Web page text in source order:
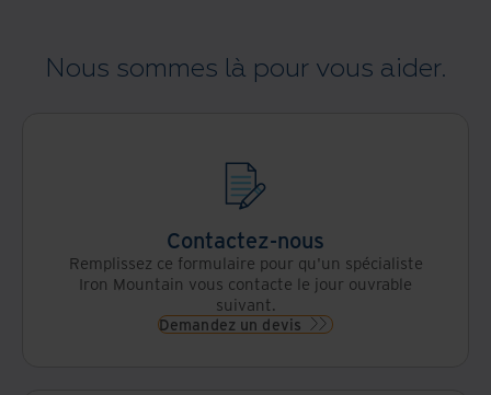
Nous sommes là pour vous aider.
Contactez-nous
Remplissez ce formulaire pour qu'un spécialiste
Iron Mountain vous contacte le jour ouvrable
suivant.
Demandez un devis